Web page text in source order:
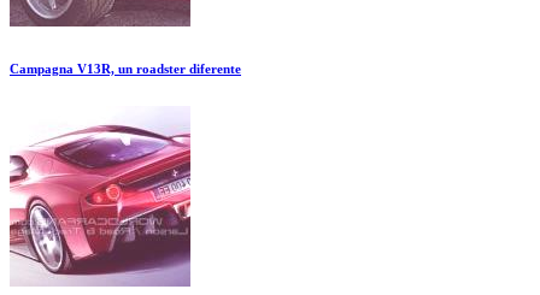
Campagna V13R, un roadster diferente